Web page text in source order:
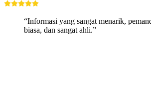
“Informasi yang sangat menarik,
biasa, dan sangat ahli.”